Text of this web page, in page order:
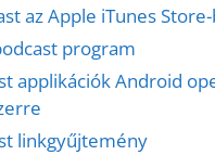
az Apple iTunes
program
applikációk Android
linkgyűjtemény